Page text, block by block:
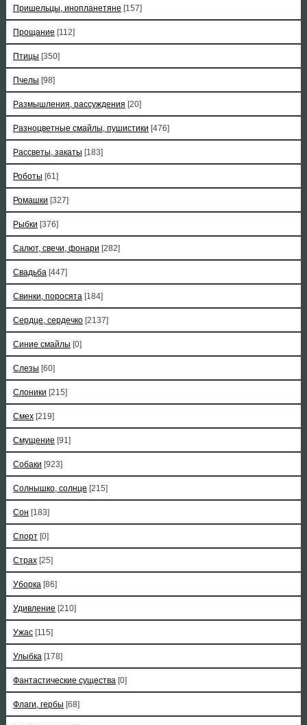
Пришельцы, инопланетяне [157]
Прощание [112]
Птицы [350]
Пчелы [98]
Размышления, рассуждения [20]
Разноцветные смайлы, пушистики [476]
Рассветы, закаты [183]
Роботы [61]
Ромашки [327]
Рыбки [376]
Салют, свечи, фонари [282]
Свадьба [447]
Свинки, поросята [184]
Сердце, сердечко [2137]
Синие смайлы [0]
Слезы [60]
Слоники [215]
Смех [219]
Смущение [91]
Собаки [923]
Солнышко, солнце [215]
Сон [183]
Спорт [0]
Страх [25]
Уборка [86]
Удивление [210]
Ужас [115]
Улыбка [178]
Фантастические существа [0]
Флаги, гербы [68]